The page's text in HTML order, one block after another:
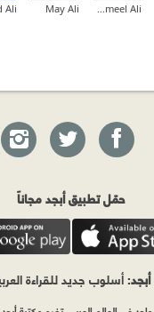
May Ali
حمّل تطبيق أبجد مجاناً
أبجد: أسلوب جديد للقراءة